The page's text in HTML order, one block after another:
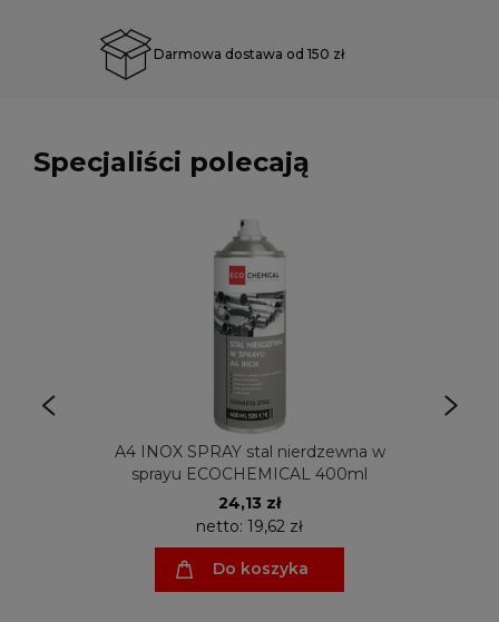
Darmowa dostawa od 150 zł
Specjaliści polecają
A4 INOX SPRAY stal nierdzewna w
sprayu ECOCHEMICAL 400ml
24,13 zł
netto: 19,62 zł
Do koszyka